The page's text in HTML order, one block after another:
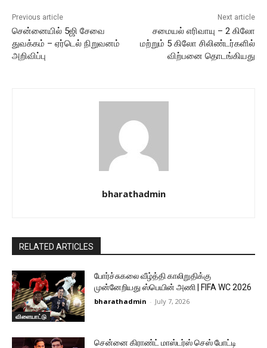
Previous article
சென்னையில் 5ஜி சேவை
துவக்கம் – ஏர்டெல் நிறுவனம்
அறிவிப்பு
Next article
சமையல் எரிவாயு – 2 கிலோ
மற்றும் 5 கிலோ சிலிண்டர்களில்
விற்பனை தொடங்கியது
bharathadmin
RELATED ARTICLES
விளையாட்டு
போர்ச்சுகலை வீழ்த்தி காலிறுதிக்கு
முன்னேறியது ஸ்பெயின் அணி | FIFA WC 2026
bharathadmin - July 7, 2026
சென்னை கிராண்ட் மாஸ்டர்ஸ் செஸ் போட்டி